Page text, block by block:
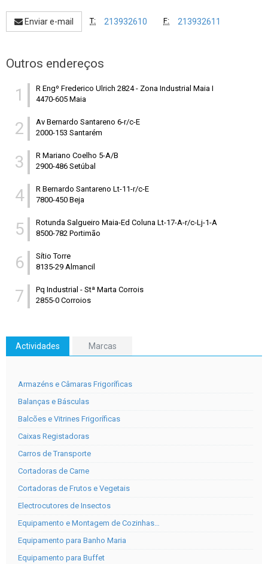
Enviar e-mail T: 213932610 F: 213932611
Outros endereços
1 R Engº Frederico Ulrich 2824- Zona Industrial Maia I
4470-605 Maia
2
Av Bernardo Santareno 6-r/c-E
2000-153 Santarém
3
R Mariano Coelho 5-A/B
2900-486 Setúbal
4
R Bernardo Santareno Lt-11-r/c-E
7800-450 Beja
5
Rotunda Salgueiro Maia-Ed Coluna Lt-17-A-r/c-Lj-1-A
8500-782 Portimão
6
Sítio Torre
8135-29 Almancil
7 Pq Industrial - Stª Marta Corrois
2855-0 Corroios
Actividades Marcas
Armazéns e Câmaras Frigoríficas
Balanças e Básculas
Balcões e Vitrines Frigoríficas
Caixas Registadoras
Carros de Transporte
Cortadoras de Carne
Cortadoras de Frutos e Vegetais
Electrocutores de Insectos
Equipamento e Montagem de Cozinhas…
Equipamento para Banho Maria
Equipamento para Buffet